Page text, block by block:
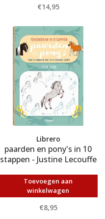
€14,95
Librero
paarden en pony's in 10
stappen - Justine Lecouffe
Toevoegen aan
winkelwagen
€8,95